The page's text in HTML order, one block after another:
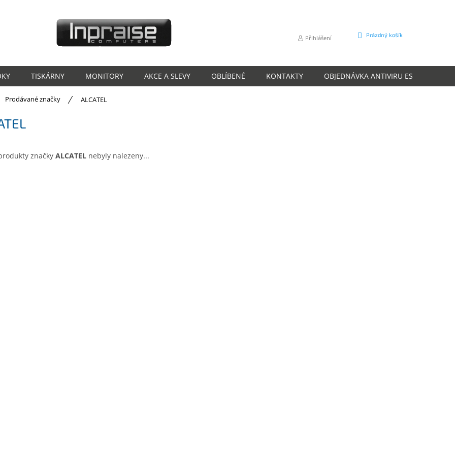
Přihlášení
NÁKUPNÍ
Prázdný košík
TISKÁRNY MONITORY AKCE A SLEVY OBLÍBENÉ KONTAKTY OBJEDNÁVKA ANTIVIRU ESET
Prodávané značky ALCATEL
značky ALCATEL nebyly nalezeny...